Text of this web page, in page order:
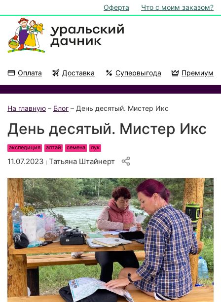
Оферта Что с моим заказом?
Оплата Доставка Супервыгода Премиум
На главную – Блог – День десятый. Мистер Икс
День десятый. Мистер Икс
экспедиция алтай семена лук
11.07.2023 Татьяна Штайнерт